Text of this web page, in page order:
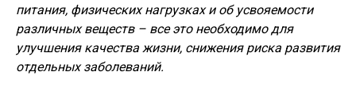
питания, физических нагрузках и об усвояемости
различных веществ – все это необходимо для
улучшения качества жизни, снижения риска развития
отдельных заболеваний.